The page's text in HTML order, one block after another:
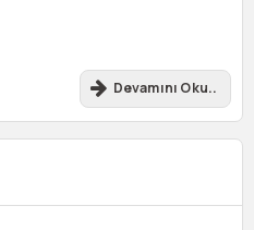
Devamını Oku..